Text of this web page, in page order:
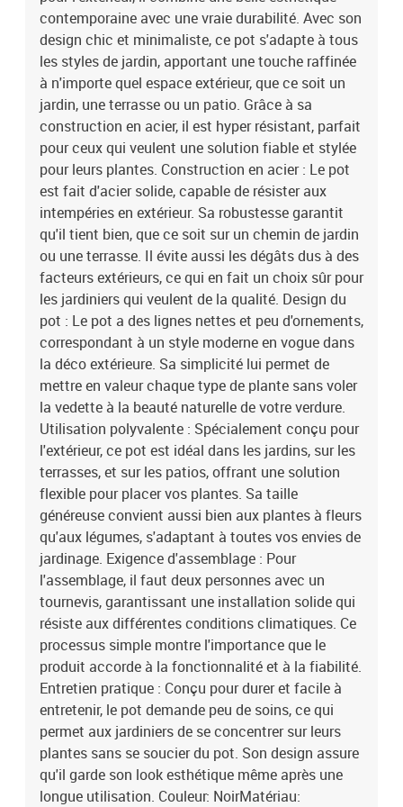
42002843Brand: vidaXL
contemporaine avec une vraie durabilité. Avec son
design chic et minimaliste, ce pot s'adapte à tous
les styles de jardin, apportant une touche raffinée
à n'importe quel espace extérieur, que ce soit un
jardin, une terrasse ou un patio. Grâce à sa
construction en acier, il est hyper résistant, parfait
pour ceux qui veulent une solution fiable et stylée
pour leurs plantes. Construction en acier : Le pot
est fait d'acier solide, capable de résister aux
intempéries en extérieur. Sa robustesse garantit
qu'il tient bien, que ce soit sur un chemin de jardin
ou une terrasse. Il évite aussi les dégâts dus à des
facteurs extérieurs, ce qui en fait un choix sûr pour
les jardiniers qui veulent de la qualité. Design du
pot : Le pot a des lignes nettes et peu d'ornements,
correspondant à un style moderne en vogue dans
la déco extérieure. Sa simplicité lui permet de
mettre en valeur chaque type de plante sans voler
la vedette à la beauté naturelle de votre verdure.
Utilisation polyvalente : Spécialement conçu pour
l'extérieur, ce pot est idéal dans les jardins, sur les
terrasses, et sur les patios, offrant une solution
flexible pour placer vos plantes. Sa taille
généreuse convient aussi bien aux plantes à fleurs
qu'aux légumes, s'adaptant à toutes vos envies de
jardinage. Exigence d'assemblage : Pour
l'assemblage, il faut deux personnes avec un
tournevis, garantissant une installation solide qui
résiste aux différentes conditions climatiques. Ce
processus simple montre l'importance que le
produit accorde à la fonctionnalité et à la fiabilité.
Entretien pratique : Conçu pour durer et facile à
entretenir, le pot demande peu de soins, ce qui
permet aux jardiniers de se concentrer sur leurs
plantes sans se soucier du pot. Son design assure
qu'il garde son look esthétique même après une
longue utilisation. Couleur: NoirMatériau: